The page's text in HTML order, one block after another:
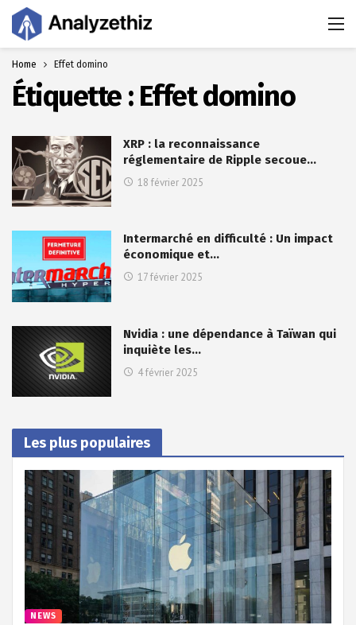
Home Effet domino
Étiquette : Effet domino
XRP : la reconnaissance
réglementaire de Ripple secoue…
18 février 2025
Intermarché en difficulté : Un impact
économique et…
17 février 2025
Nvidia : une dépendance à Taïwan qui
inquiète les…
4 février 2025
Les plus populaires
NEWS